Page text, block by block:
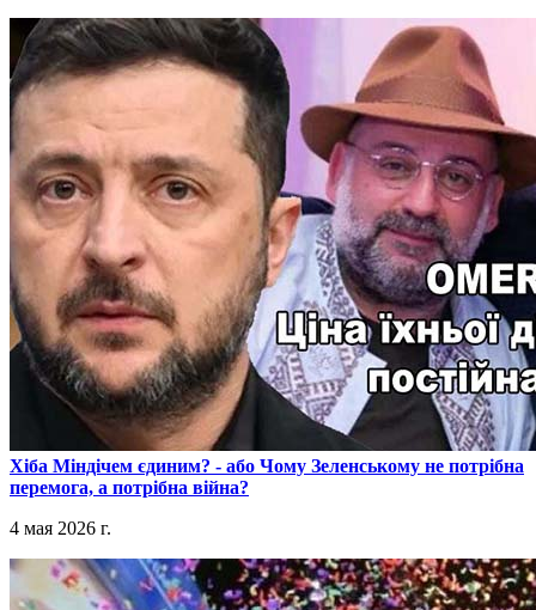
​Хіба Міндічем єдиним? - або Чому Зеленському не потрібна
перемога, а потрібна війна?
4 мая 2026 г.